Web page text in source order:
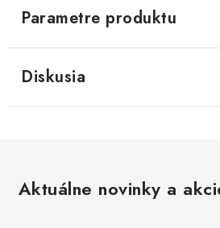
Parametre produktu
Diskusia
Aktuálne novinky a